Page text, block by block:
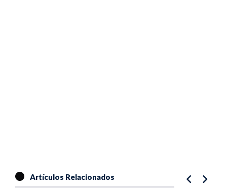
Artículos Relacionados